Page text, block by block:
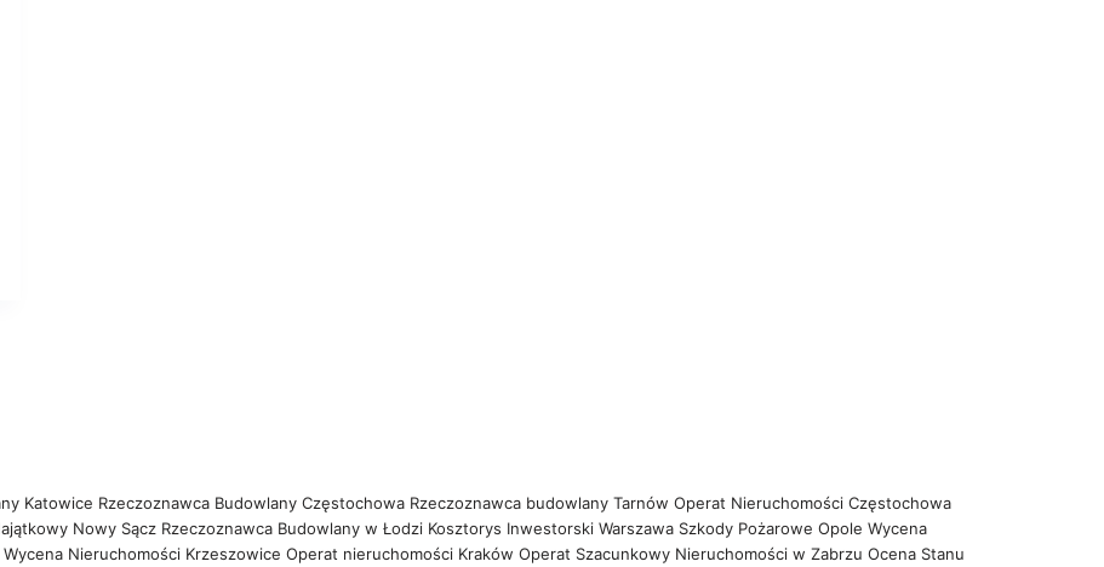
Katowice Rzeczoznawca Budowlany Częstochowa Rzeczoznawca budowlany Tarnów Operat Nieruchomości Częstochowa
Nowy Sącz Rzeczoznawca Budowlany w Łodzi Kosztorys Inwestorski Warszawa Szkody Pożarowe OpoleWycena
Wycena Nieruchomości KrzeszowiceOperat nieruchomości Kraków Operat Szacunkowy Nieruchomości w ZabrzuOcena Stanu